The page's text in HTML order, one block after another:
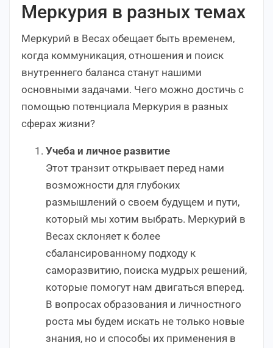
Меркурия в разных темах
Меркурий в Весах обещает быть временем,
когда коммуникация, отношения и поиск
внутреннего баланса станут нашими
основными задачами. Чего можно достичь с
помощью потенциала Меркурия в разных
сферах жизни?
Учеба и личное развитие
Этот транзит открывает перед нами
возможности для глубоких
размышлений о своем будущем и пути,
который мы хотим выбрать. Меркурий в
Весах склоняет к более
сбалансированному подходу к
саморазвитию, поиска мудрых решений,
которые помогут нам двигаться вперед.
В вопросах образования и личностного
роста мы будем искать не только новые
знания, но и способы их применения в